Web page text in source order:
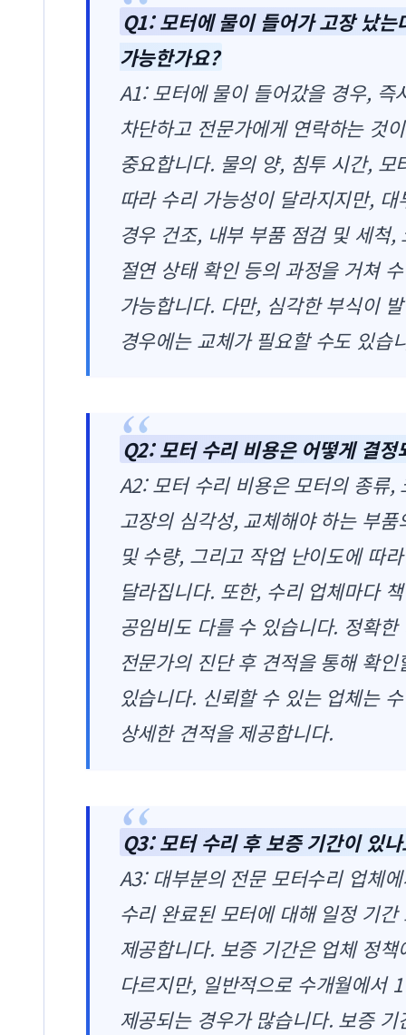
Q1: 모터에 물이 들어가 고장 났는
가능한가요?
A1: 모터에 물이 들어갔을 경우, 즉
차단하고 전문가에게 연락하는 것
중요합니다. 물의 양, 침투 시간, 모
따라 수리 가능성이 달라지지만, 대
경우 건조, 내부 부품 점검 및 세척,
절연 상태 확인 등의 과정을 거쳐
가능합니다. 다만, 심각한 부식이
경우에는 교체가 필요할 수도 있습
Q2: 모터 수리 비용은 어떻게 결정
A2: 모터 수리 비용은 모터의 종류,
고장의 심각성, 교체해야 하는 부품
및 수량, 그리고 작업 난이도에 따라
달라집니다. 또한, 수리 업체마다
공임비도 다를 수 있습니다. 정확한
전문가의 진단 후 견적을 통해 확인
있습니다. 신뢰할 수 있는 업체는
상세한 견적을 제공합니다.
Q3: 모터 수리 후 보증 기간이 있
A3: 대부분의 전문 모터수리 업체
수리 완료된 모터에 대해 일정 기간
제공합니다. 보증 기간은 업체 정책
다르지만, 일반적으로 수개월에서
제공되는 경우가 많습니다. 보증 기